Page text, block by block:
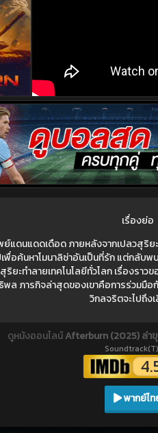
เรื่องย่อ
แดนแดดเดือด ภายหลังจากเปลวสุริ
พื่อค้นหาโมนาลิซ่าอันเป็นที่รัก แต่กลับ
ยะทำลายเทคโนโลยีทั่วโลก เรื่องรา
พล ภารกิจล่าสุดของเขาคือการร่วม
วิกลจริตจะไปถึง
ดูหนังออนไลน์Afterburn (2025) ล่า
พากย์ไ